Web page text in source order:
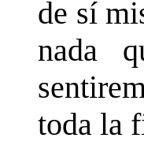
de sí
nada
toda la